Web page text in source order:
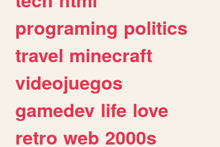
programing politics
travel minecraft
videojuegos
gamedev life love
retro web 2000s